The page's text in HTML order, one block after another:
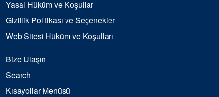
Yasal Hüküm ve Koşullar
Gizlilik Politikası ve Seçenekler
Web Sitesi Hüküm ve Koşulları
Bize Ulaşın
Search
Kısayollar Menüsü